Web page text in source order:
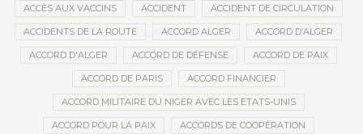
ACCÈS AUX VACCINS ACCIDENT ACCIDENT DE CIRCULATION
ACCIDENTS DE LA ROUTE ACCORD ALGER ACCORD D’ALGER
ACCORD D'ALGER ACCORD DE DÉFENSE ACCORD DE PAIX
ACCORD DE PARIS ACCORD FINANCIER
ACCORD MILITAIRE DU NIGER AVEC LES ETATS-UNIS
ACCORD POUR LA PAIX ACCORDS DE COOPÉRATION